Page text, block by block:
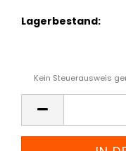
Lagerbestand:
Kein Steuerausweis